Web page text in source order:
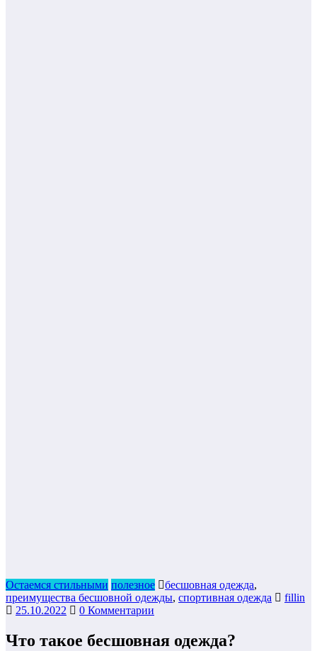
Остаемся стильными полезное бесшовная одежда,
преимущества бесшовной одежды, спортивная одежда
fillin
25.10.2022
0 Комментарии
Что такое бесшовная одежда?